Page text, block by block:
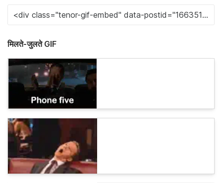
मिलते-जुलते GIF